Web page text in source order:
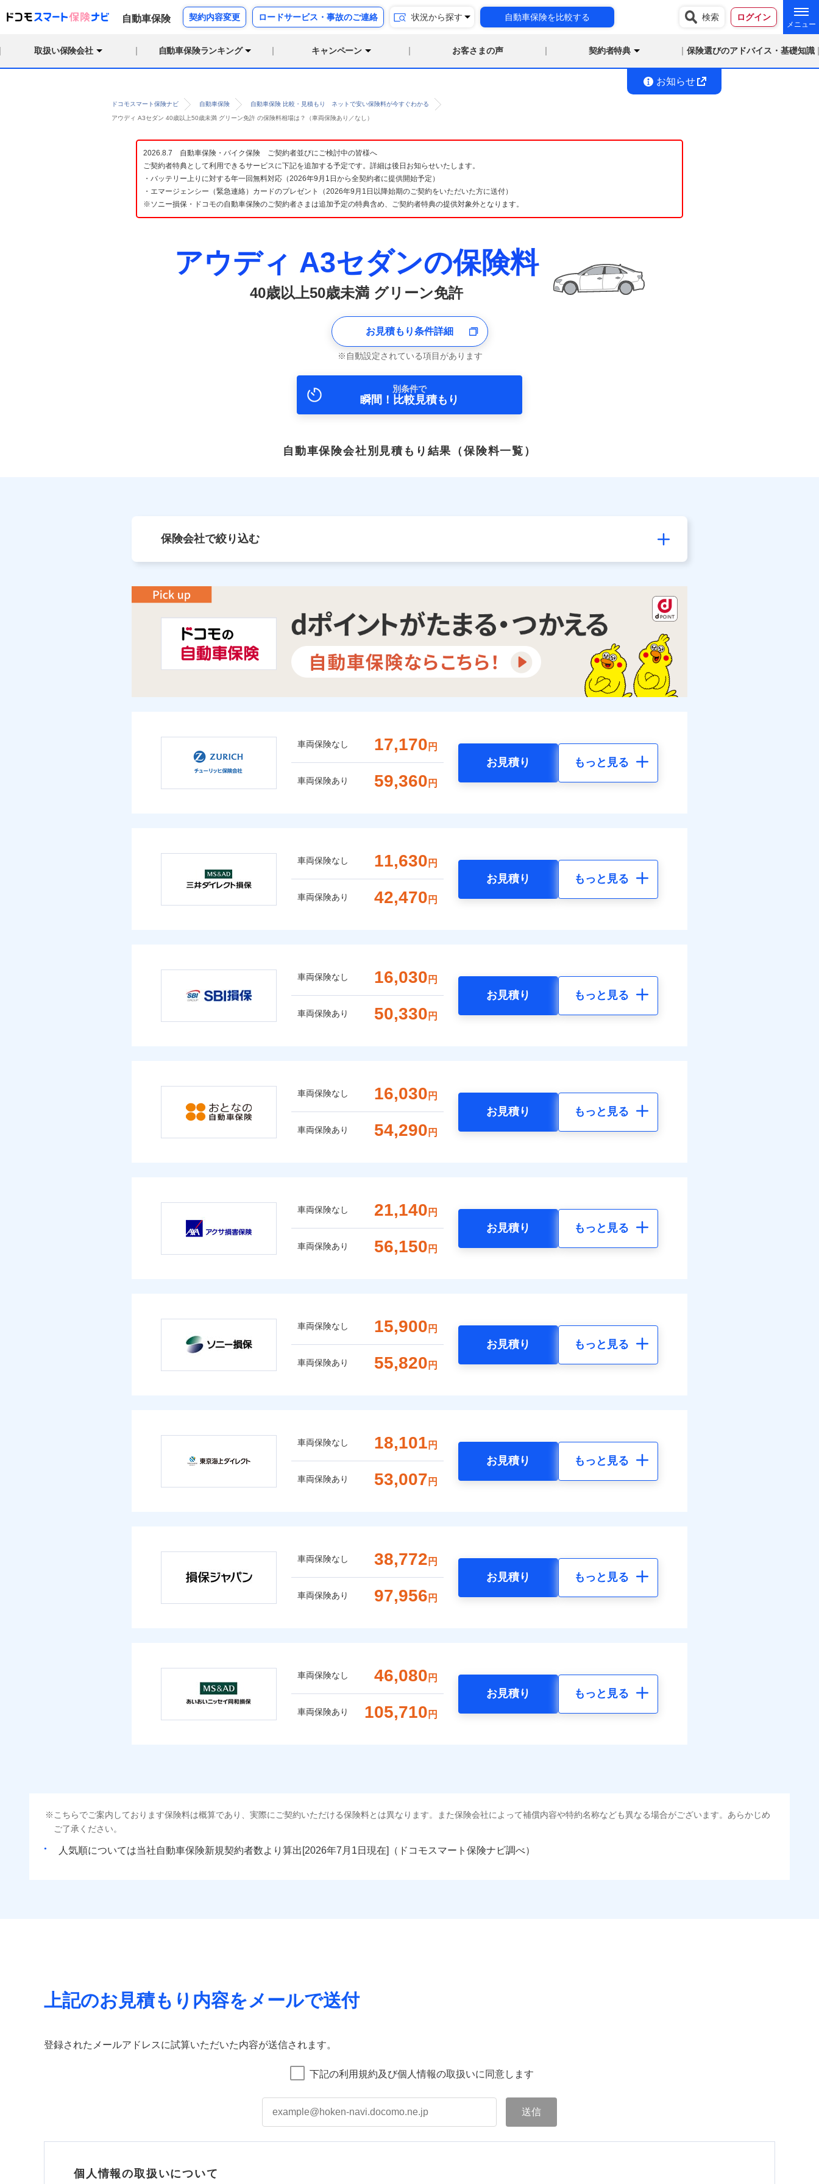
自動車保険 契約内容変更 ロードサービス・事故のご連絡 状況から探す 自動車保険を比較する 検索 ログイン
取扱い保険会社 自動車保険ランキング キャンペーン お客さまの声 契約者特典 保険選びのアドバイス・基礎知識
お知らせ
ドコモスマート保険ナビ 自動車保険 自動車保険 比較・見積もり ネットで安い保険料が今すぐわかる
アウディ A3セダン 40歳以上50歳未満 グリーン免許 の保険料相場は？（車両保険あり／なし）
2026.8.7 自動車保険・バイク保険 ご契約者並びにご検討中の皆様へ
ご契約者特典として利用できるサービスに下記を追加する予定です。詳細は後日お知らせいたします。
・バッテリー上りに対する年一回無料対応（2026年9月1日から全契約者に提供開始予定）
・エマージェンシー（緊急連絡）カードのプレゼント（2026年9月1日以降始期のご契約をいただいた方に送付）
※ソニー損保・ドコモの自動車保険のご契約者さまは追加予定の特典含め、ご契約者特典の提供対象外となります。
アウディ A3セダンの保険料
40歳以上50歳未満 グリーン免許
お見積もり条件詳細
自動設定されている項目があります
別条件で
瞬間！比較見積もり
自動車保険会社別見積もり結果 （保険料一覧）
保険会社で絞り込む
車両保険なし 17,170 円
車両保険あり 59,360 円
お見積り もっと見る
車両保険なし 11,630 円
車両保険あり 42,470 円
お見積り もっと見る
車両保険なし 16,030 円
車両保険あり 50,330 円
お見積り もっと見る
車両保険なし 16,030 円
車両保険あり 54,290 円
お見積り もっと見る
車両保険なし 21,140 円
車両保険あり 56,150 円
お見積り もっと見る
車両保険なし 15,900 円
車両保険あり 55,820 円
お見積り もっと見る
車両保険なし 18,101 円
車両保険あり 53,007 円
お見積り もっと見る
車両保険なし 38,772 円
車両保険あり 97,956 円
お見積り もっと見る
車両保険なし 46,080 円
車両保険あり 105,710 円
お見積り もっと見る
こちらでご案内しております保険料は概算であり、実際にご契約いただける保険料とは異なります。また保険会社によって補償内容や特約名称なども異なる場合がございます。あらかじめ
ご了承ください。
人気順については当社 新規契約者数より算出[ 年 月 日現在]（ドコモスマート保険ナビ調べ）
上記のお見積もり内容をメールで送付
登録されたメールアドレスに試算いただいた内容が送信されます。
下記の利用規約及び個人情報の取扱いに同意します
個人情報の取扱いについて